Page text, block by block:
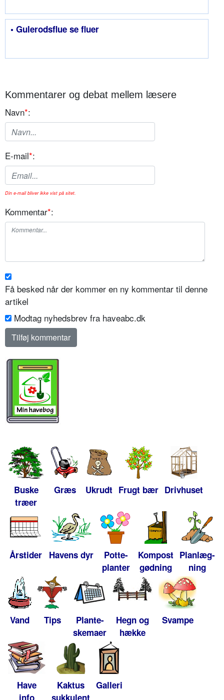
• Gulerodsflue se fluer
Kommentarer og debat mellem læsere
Navn*:
E-mail*:
Din e-mail bliver ikke vist på sitet.
Kommentar*:
Få besked når der kommer en ny kommentar til denne
artikel
Modtag nyhedsbrev fra haveabc.dk
Buske
træer
Græs Ukrudt Frugt bær Drivhuset
Årstider Havens dyr
Potte-
planter
Kompost
gødning
Planlæg-
ning
Vand Tips
Plante-
skemaer
Hegn og
hække
Svampe
Have
Kaktus
Galleri